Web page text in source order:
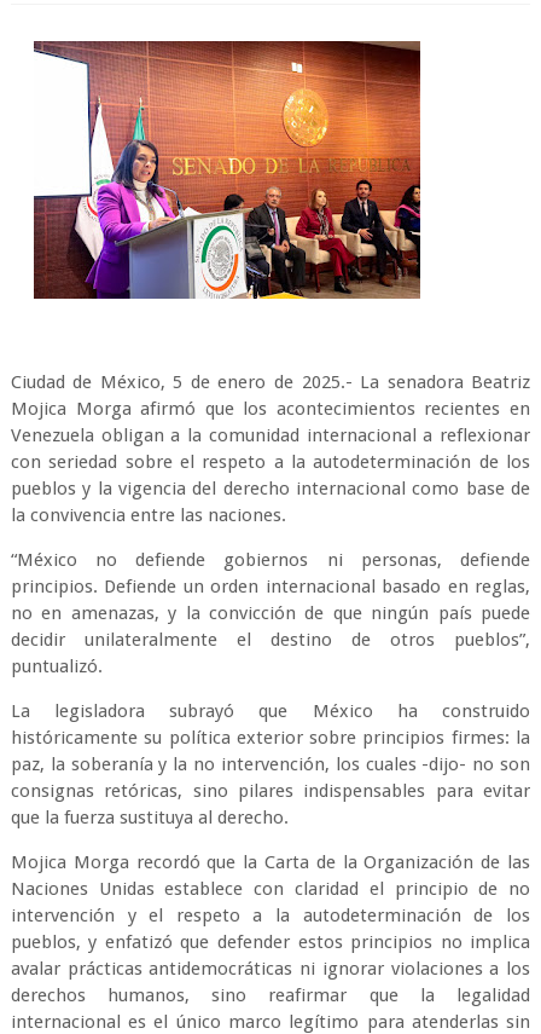
Ciudad de México, 5 de enero de 2025.- La senadora Beatriz
Mojica Morga afirmó que los acontecimientos recientes en
Venezuela obligan a la comunidad internacional a reflexionar
con seriedad sobre el respeto a la autodeterminación de los
pueblos y la vigencia del derecho internacional como base de
la convivencia entre las naciones.
“México no defiende gobiernos ni personas, defiende
principios. Defiende un orden internacional basado en reglas,
no en amenazas, y la convicción de que ningún país puede
decidir unilateralmente el destino de otros pueblos”,
puntualizó.
La legisladora subrayó que México ha construido
históricamente su política exterior sobre principios firmes: la
paz, la soberanía y la no intervención, los cuales -dijo- no son
consignas retóricas, sino pilares indispensables para evitar
que la fuerza sustituya al derecho.
Mojica Morga recordó que la Carta de la Organización de las
Naciones Unidas establece con claridad el principio de no
intervención y el respeto a la autodeterminación de los
pueblos, y enfatizó que defender estos principios no implica
avalar prácticas antidemocráticas ni ignorar violaciones a los
derechos humanos, sino reafirmar que la legalidad
internacional es el único marco legítimo para atenderlas sin